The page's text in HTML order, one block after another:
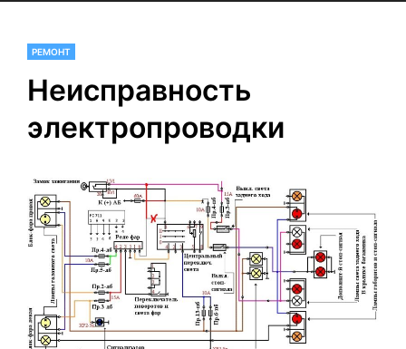
РЕМОНТ
Неисправность
электропроводки